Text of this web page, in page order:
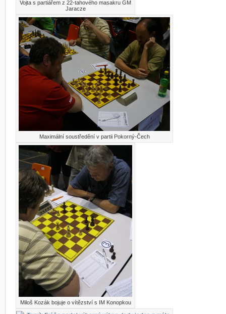
Vojta s partiářem z 22-tahového masakru GM
Jaracze
Maximální soustředění v partii Pokorný-Čech
Miloš Kozák bojuje o vítězství s IM Konopkou